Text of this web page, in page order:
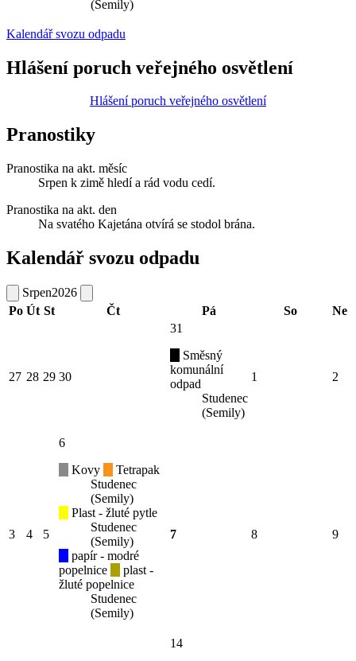
(Semily)
Kalendář svozu odpadu
Hlášení poruch veřejného osvětlení
Hlášení poruch veřejného osvětlení
Pranostiky
Pranostika na akt. měsíc
Srpen k zimě hledí a rád vodu cedí.
Pranostika na akt. den
Na svatého Kajetána otvírá se stodol brána.
Kalendář svozu odpadu
Srpen2026
Po Út St Čt Pá So Ne
27 28 29 30
31
Směsný
komunální
odpad
Studenec
(Semily)
1 2
3 4 5
6
Kovy
Tetrapak
Studenec
(Semily)
Plast - žluté pytle
Studenec
(Semily)
papír - modré
popelnice
plast -
žluté popelnice
Studenec
(Semily)
7 8 9
14